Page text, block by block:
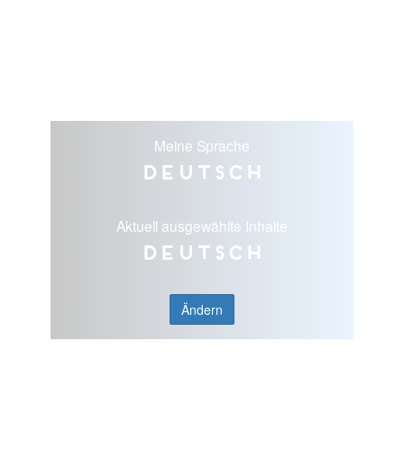
Meine Sprache
Deutsch
Aktuell ausgewählte Inhalte
Deutsch
Ändern